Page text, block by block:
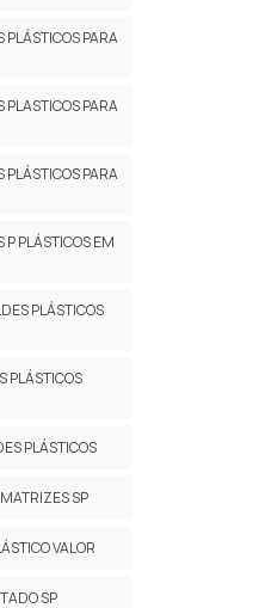
PLÁSTICOS PARA
PLASTICOS PARA
PLÁSTICOS PARA
P PLÁSTICOS EM
PLÁSTICOS
PLÁSTICOS
PLÁSTICOS
SP
VALOR
SP